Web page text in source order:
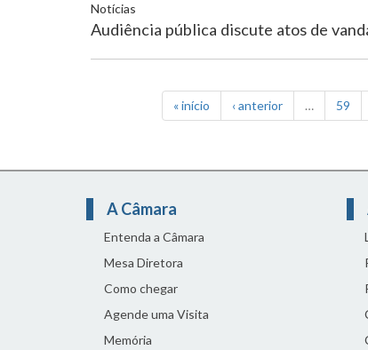
Notícias
Audiência pública discute atos de
« início ‹ anterior … 59
A Câmara
Entenda a Câmara
Mesa Diretora
Como chegar
Agende uma Visita
Memória